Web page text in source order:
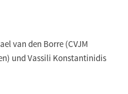
van den Borre (CVJM
und Vassili Konstantinidis